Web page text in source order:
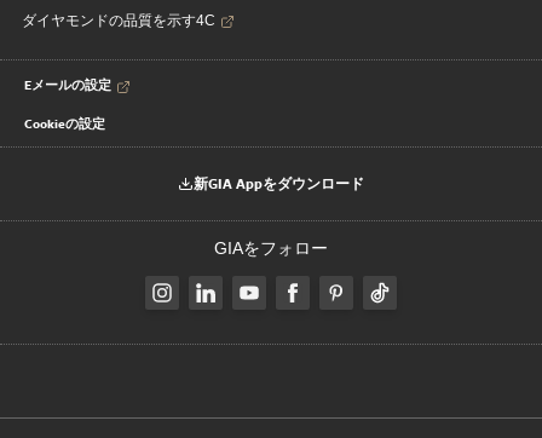
ダイヤモンドの品質を示す4C
Eメールの設定
Cookieの設定
新GIA Appをダウンロード
GIAをフォロー